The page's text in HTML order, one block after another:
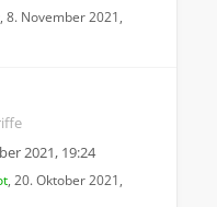
, 8. November 2021,
2021, 19:24
, 20. Oktober 2021,